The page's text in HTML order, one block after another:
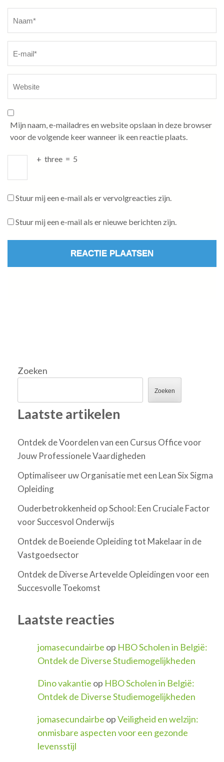
Mijn naam, e-mailadres en website opslaan in deze browser
voor de volgende keer wanneer ik een reactie plaats.
+ three = 5
Stuur mij een e-mail als er vervolgreacties zijn.
Stuur mij een e-mail als er nieuwe berichten zijn.
Zoeken
Zoeken
Laatste artikelen
Ontdek de Voordelen van een Cursus Office voor
Jouw Professionele Vaardigheden
Optimaliseer uw Organisatie met een Lean Six Sigma
Opleiding
Ouderbetrokkenheid op School: Een Cruciale Factor
voor Succesvol Onderwijs
Ontdek de Boeiende Opleiding tot Makelaar in de
Vastgoedsector
Ontdek de Diverse Artevelde Opleidingen voor een
Succesvolle Toekomst
Laatste reacties
jomasecundairbe op HBO Scholen in België:
Ontdek de Diverse Studiemogelijkheden
Dino vakantie op HBO Scholen in België:
Ontdek de Diverse Studiemogelijkheden
jomasecundairbe opVeiligheid en welzijn:
onmisbare aspecten voor een gezonde
levensstijl